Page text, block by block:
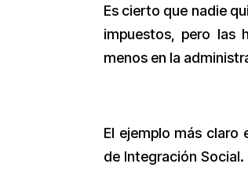
Es cierto que nadie
impuestos, pero las
menos en la
El ejemplo más claro
de Integración